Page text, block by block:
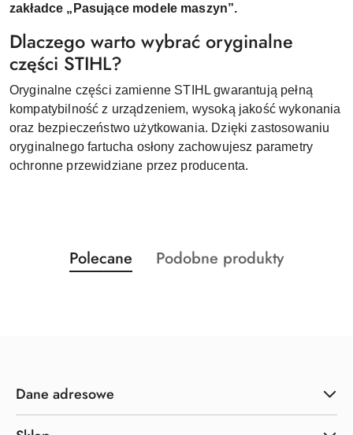
zakładce „Pasujące modele maszyn”.
Dlaczego warto wybrać oryginalne
części STIHL?
Oryginalne części zamienne STIHL gwarantują pełną
kompatybilność z urządzeniem, wysoką jakość wykonania
oraz bezpieczeństwo użytkowania. Dzięki zastosowaniu
oryginalnego fartucha osłony zachowujesz parametry
ochronne przewidziane przez producenta.
Pomiń karuzelę produktów
Produkty
o
Polecane
Produkty
Podobne produkty
Dane adresowe